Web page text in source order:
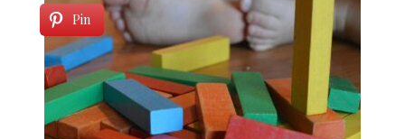
Pin